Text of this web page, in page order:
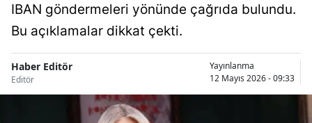
Antalya
Aydın
IBAN göndermeleri yönünde çağrıda bulundu.
Bu açıklamalar dikkat çekti.
Haber Editör
Editör
Yayınlanma
12 Mayıs 2026 - 09:33